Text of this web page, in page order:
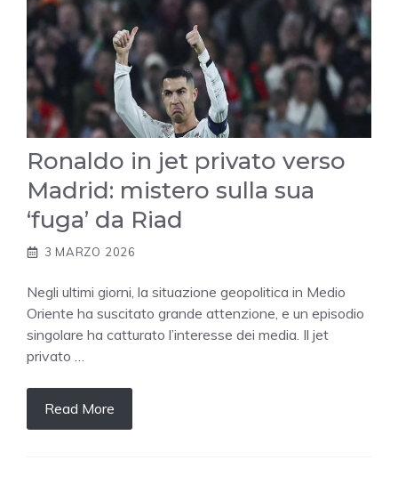
Ronaldo in jet privato verso
Madrid: mistero sulla sua
‘fuga’ da Riad
3 MARZO 2026
Negli ultimi giorni, la situazione geopolitica in Medio
Oriente ha suscitato grande attenzione, e un episodio
singolare ha catturato l’interesse dei media. Il jet
privato …
Read More